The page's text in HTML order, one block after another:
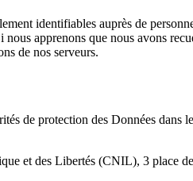
identifiables auprès de
apprenons que nous avons
de nos serveurs.
de protection des Données dans
et des Libertés (CNIL), 3 place